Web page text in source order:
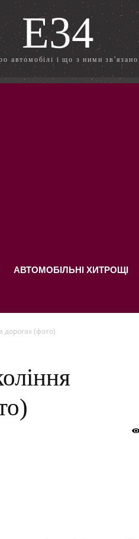
E34
автомобілі і що з ними зв'язано
АВТОМОБІЛЬНІ ХИТРОЩІ
дорогах (фото)